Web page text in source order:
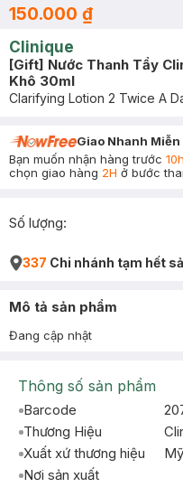
150.000 ₫
Clinique
[Gift] Nước Thanh Tẩy
Khô 30ml
Clarifying Lotion 2 Twice A
Giao Nhanh Miễn
Bạn muốn nhận hàng trước 10h
chọn giao hàng 2H ở bước
Số lượng:
337 Chi nhánh tạm hết
Mô tả sản phẩm
Đang cập nhật
Thông số sản phẩm
Barcode
Thương Hiệu
Xuất xứ thương hiệu
Mỹ
Nơi sản xuất